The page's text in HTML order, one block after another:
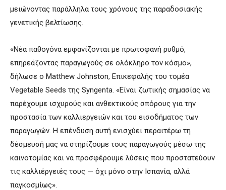
μειώνοντας παράλληλα τους χρόνους της παραδοσιακής
γενετικής βελτίωσης.
«Νέα παθογόνα εμφανίζονται με πρωτοφανή ρυθμό,
επηρεάζοντας παραγωγούς σε ολόκληρο τον κόσμο»,
δήλωσε ο Matthew Johnston, Επικεφαλής του τομέα
Vegetable Seeds της Syngenta. «Είναι ζωτικής σημασίας να
παρέχουμε ισχυρούς και ανθεκτικούς σπόρους για την
προστασία των καλλιεργειών και του εισοδήματος των
παραγωγών. Η επένδυση αυτή ενισχύει περαιτέρω τη
δέσμευσή μας να στηρίζουμε τους παραγωγούς μέσω της
καινοτομίας και να προσφέρουμε λύσεις που προστατεύουν
τις καλλιέργειές τους — όχι μόνο στην Ισπανία, αλλά
παγκοσμίως».